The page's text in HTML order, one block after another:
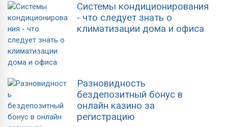
Системы кондиционирования
- что следует знать о
климатизации дома и офиса
Разновидность
бездепозитный бонус в
онлайн казино за
регистрацию